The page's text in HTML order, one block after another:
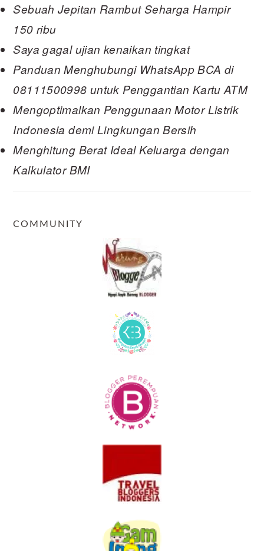
Sebuah Jepitan Rambut Seharga Hampir
150 ribu
Saya gagal ujian kenaikan tingkat
Panduan Menghubungi WhatsApp BCA di
08111500998 untuk Penggantian Kartu ATM
Mengoptimalkan Penggunaan Motor Listrik
Indonesia demi Lingkungan Bersih
Menghitung Berat Ideal Keluarga dengan
Kalkulator BMI
COMMUNITY